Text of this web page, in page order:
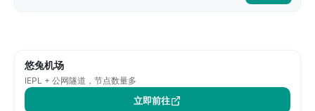
悠兔机场
IEPL + 公网隧道，节点数量多
立即前往